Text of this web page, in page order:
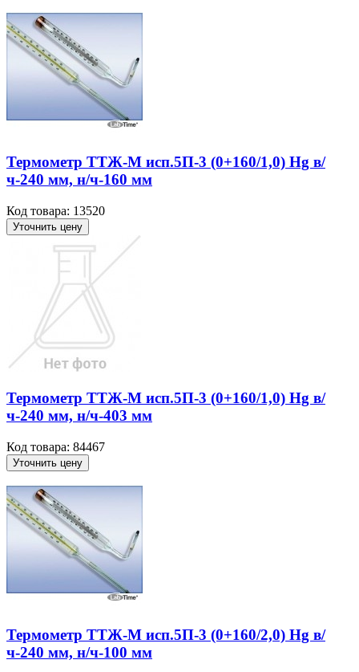
Термометр ТТЖ-М исп.5П-3 (0+160/1,0) Hg в/
ч-240 мм, н/ч-160 мм
Код товара: 13520
Уточнить цену
Термометр ТТЖ-М исп.5П-3 (0+160/1,0) Hg в/
ч-240 мм, н/ч-403 мм
Код товара: 84467
Уточнить цену
Термометр ТТЖ-М исп.5П-3 (0+160/2,0) Hg в/
ч-240 мм, н/ч-100 мм